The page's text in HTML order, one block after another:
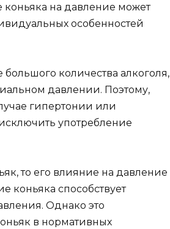
на давление может
особенностей
количества алкоголя,
давлении. Поэтому,
гипертонии или
употребление
то его влияние на давление
коньяка способствует
Однако это
в нормативных